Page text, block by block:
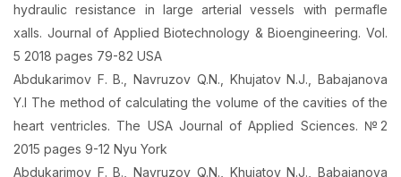
hydraulic resistance in large arterial vessels with permafle
xalls. Journal of Applied Biotechnology & Bioengineering. Vol.
5 2018 pages 79-82 USA
Abdukarimov F. B., Navruzov Q.N., Khujatov N.J., Babajanova
Y.I The method of calculating the volume of the cavities of the
heart ventricles. The USA Journal of Applied Sciences. №2
2015 pages 9-12 Nyu York
Abdukarimov F. B., Navruzov Q.N., Khujatov N.J., Babajanova